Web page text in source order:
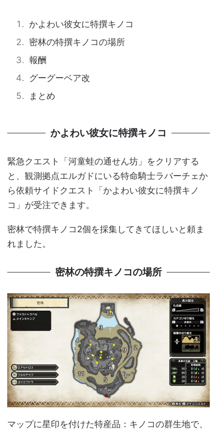
かよわい彼女に特撰キノコ
密林の特撰キノコの場所
報酬
グーグーベア改
まとめ
かよわい彼女に特撰キノコ
緊急クエスト「河童蛙の通せん坊」をクリアする
と、観測拠点エルガドにいる特命騎士ラバーチェか
ら依頼サイドクエスト「かよわい彼女に特撰キノ
コ」が受注できます。
密林で特撰キノコ2個を採集してきてほしいと頼ま
れました。
密林の特撰キノコの場所
マップに星印を付けた特産品：キノコの群生地で、